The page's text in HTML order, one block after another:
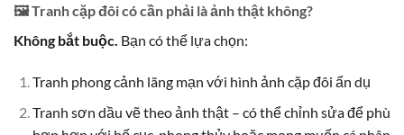
🖼 Tranh cặp đôi có cần phải là ảnh thật không?
Không bắt buộc. Bạn có thể lựa chọn:
Tranh phong cảnh lãng mạn với hình ảnh cặp đôi ẩn dụ
Tranh sơn dầu vẽ theo ảnh thật – có thể chỉnh sửa để phù